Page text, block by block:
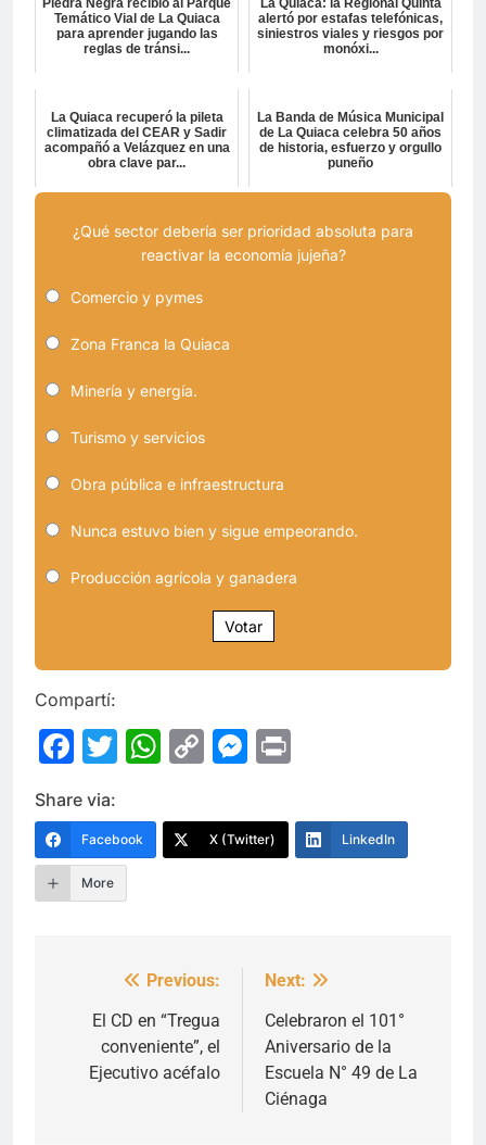
Piedra Negra recibió al Parque
Temático Vial de La Quiaca
para aprender jugando las
reglas de tránsi...
La Quiaca: la Regional Quinta
alertó por estafas telefónicas,
siniestros viales y riesgos por
monóxi...
La Quiaca recuperó la pileta
climatizada del CEAR y Sadir
acompañó a Velázquez en una
obra clave par...
La Banda de Música Municipal
de La Quiaca celebra 50 años
de historia, esfuerzo y orgullo
puneño
¿Qué sector debería ser prioridad absoluta para
reactivar la economía jujeña?
Comercio y pymes
Zona Franca la Quiaca
Minería y energía.
Turismo y servicios
Obra pública e infraestructura
Nunca estuvo bien y sigue empeorando.
Producción agrícola y ganadera
Votar
Compartí:
Facebook
Twitter
WhatsApp
CopyMessenger
Share via:
Facebook X (Twitter) LinkedIn
More
Navegación
entradas
Previous:
El CD en “Tregua
conveniente”, el
Ejecutivo acéfalo
Next:
Celebraron el 101°
Aniversario de la
Escuela N° 49 de La
Ciénaga